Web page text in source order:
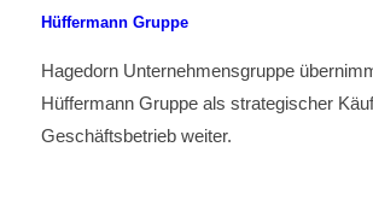
Hüffermann Gruppe
Hagedorn Unternehmensgruppe
Hüffermann Gruppe als strategischer
Geschäftsbetrieb weiter.